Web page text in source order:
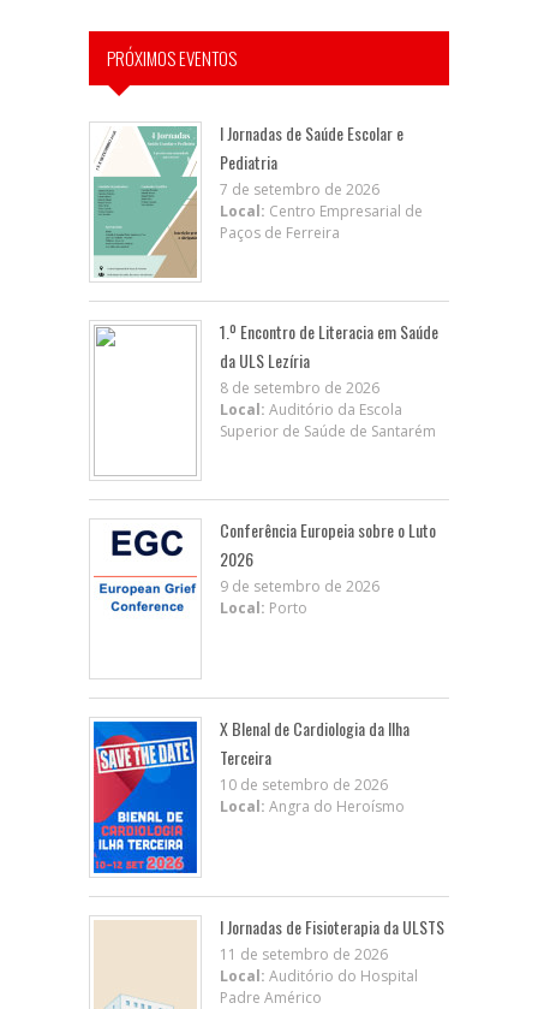
PRÓXIMOS EVENTOS
I Jornadas de Saúde Escolar e
Pediatria
7 de setembro de 2026
Local: Centro Empresarial de
Paços de Ferreira
1.º Encontro de Literacia em Saúde
da ULS Lezíria
8 de setembro de 2026
Local: Auditório da Escola
Superior de Saúde de Santarém
Conferência Europeia sobre o Luto
2026
9 de setembro de 2026
Local: Porto
X BIenal de Cardiologia da Ilha
Terceira
10 de setembro de 2026
Local: Angra do Heroísmo
I Jornadas de Fisioterapia da ULSTS
11 de setembro de 2026
Local: Auditório do Hospital
Padre Américo